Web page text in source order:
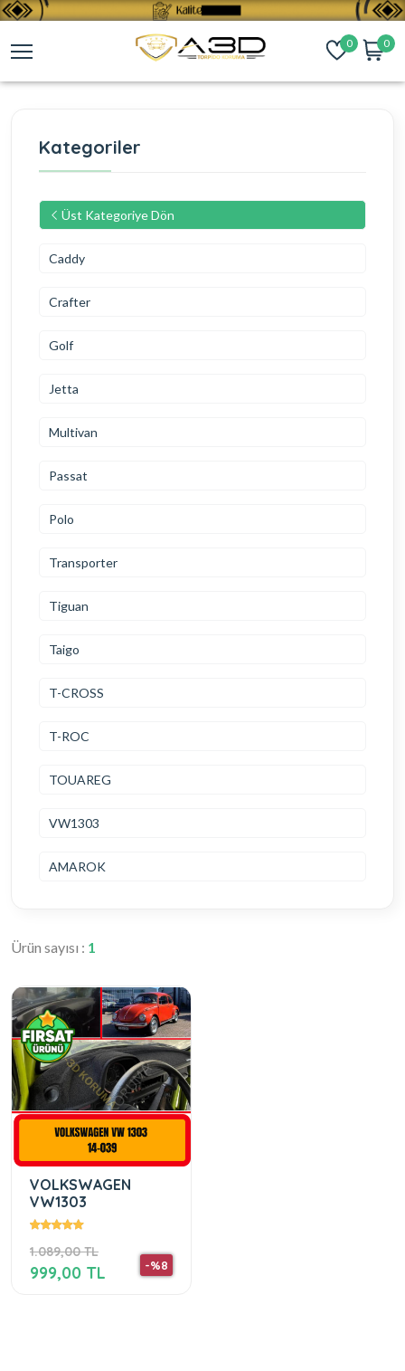
0 0
Kategoriler
Üst Kategoriye Dön
Caddy
Crafter
Golf
Jetta
Multivan
Passat
Polo
Transporter
Tiguan
Taigo
T-CROSS
T-ROC
TOUAREG
VW1303
AMAROK
Ürün sayısı : 1
VOLKSWAGEN
VW1303
1.089,00 TL
-%8
999,00 TL